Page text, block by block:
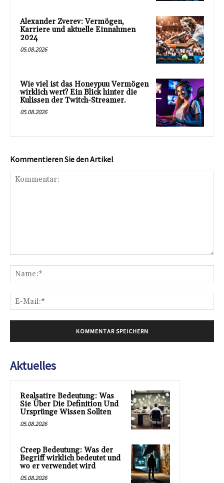
Alexander Zverev: Vermögen,
Karriere und aktuelle Einnahmen
2024
05.08.2026
Wie viel ist das Honeypuu Vermögen
wirklich wert? Ein Blick hinter die
Kulissen der Twitch-Streamer.
05.08.2026
Kommentieren Sie den Artikel
Aktuelles
Realsatire Bedeutung: Was
Sie Über Die Definition Und
Ursprünge Wissen Sollten
05.08.2026
Creep Bedeutung: Was der
Begriff wirklich bedeutet und
wo er verwendet wird
05.08.2026